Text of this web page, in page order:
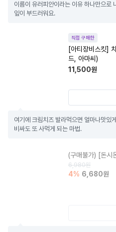
이름이 유러피안이라는 이유 하나만으로
잎이 부드러워요.
직접 구매한
[아티장비스킷]
드, 아마씨)
11,500원
여기에 크림치즈 발라먹으면 얼마나맛있
비싸도 또 사먹게 되는 마법.
(구매불가) [돈시
6,980원
4% 6,680원